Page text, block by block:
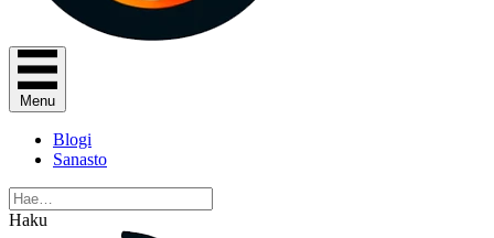
Menu
Blogi
Sanasto
Haku